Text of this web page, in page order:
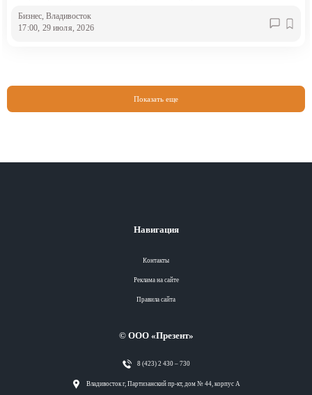
Бизнес, Владивосток
17:00, 29 июля, 2026
Показать еще
Навигация
Контакты
Реклама на сайте
Правила сайта
© ООО «Презент»
8 (423) 2 430 – 730
Владивосток г, Партизанский пр-кт, дом № 44, корпус А